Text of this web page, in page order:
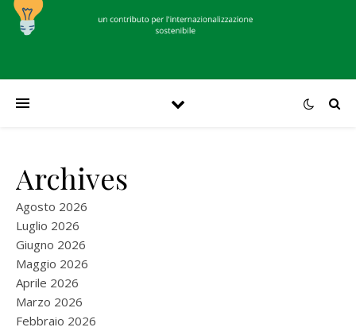
Archives
Agosto 2026
Luglio 2026
Giugno 2026
Maggio 2026
Aprile 2026
Marzo 2026
Febbraio 2026